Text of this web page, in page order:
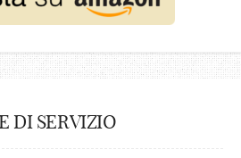
DI SERVIZIO